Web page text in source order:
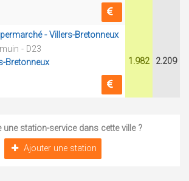
- Villers-Bretonneux
- D23
Bretonneux 1.982 2.209
une station-service dans cette ville ?
Ajouter une station